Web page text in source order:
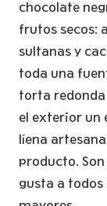
chocolate
frutos secos:
sultanas y
toda una
torta redonda
el exterior un
líena
producto.
gusta a todos